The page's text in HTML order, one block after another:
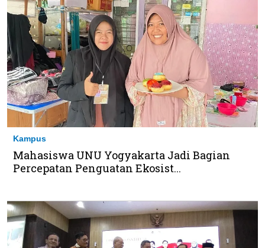
Kampus
Mahasiswa UNU Yogyakarta Jadi Bagian
Percepatan Penguatan Ekosist...